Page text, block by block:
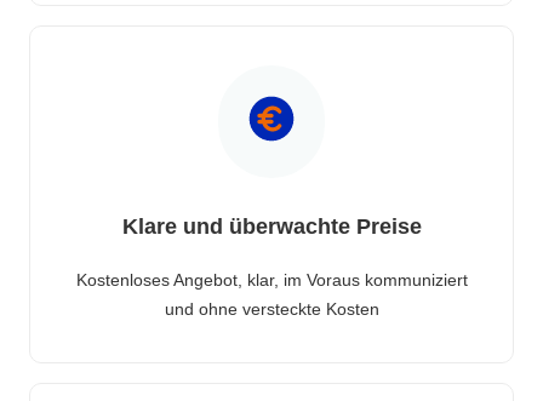
Klare und überwachte Preise
Kostenloses Angebot, klar, im Voraus kommuniziert
und ohne versteckte Kosten